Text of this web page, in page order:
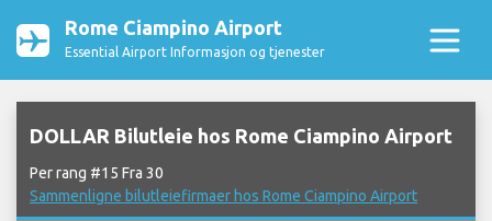
Rome Ciampino Airport
Essential Airport Informasjon og tjenester
DOLLAR Bilutleie hos Rome Ciampino Airport
Per rang #15 Fra 30
Sammenligne bilutleiefirmaer hos Rome Ciampino Airport